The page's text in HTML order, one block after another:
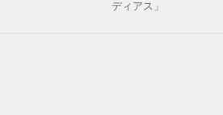
ディアス」